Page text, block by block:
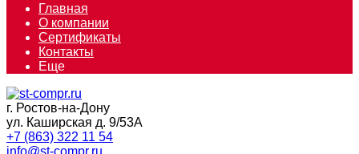
Главная
О компании
Сертификаты
Контакты
Еще
г. Ростов-на-Дону
ул. Каширская д. 9/53А
+7 (863) 322 11 54
info@st-compr.ru